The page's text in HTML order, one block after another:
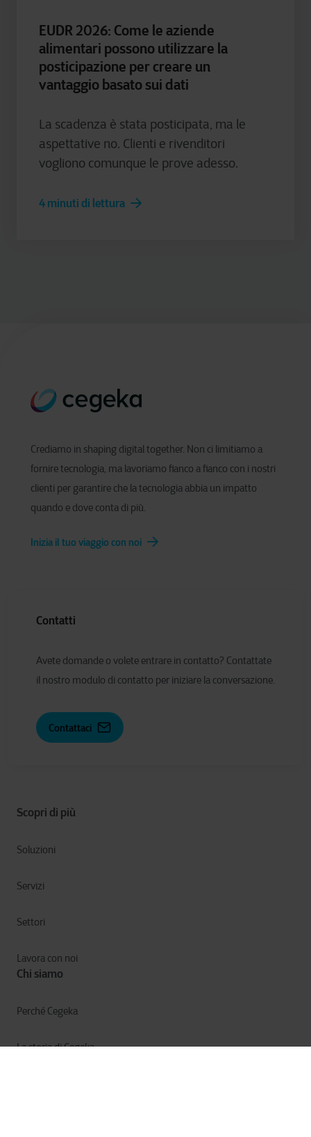
EUDR 2026: Come le aziende
alimentari possono utilizzare la
posticipazione per creare un
vantaggio basato sui dati
La scadenza è stata posticipata, ma le
aspettative no. Clienti e rivenditori
vogliono comunque le prove adesso.
4 minuti di lettura
Crediamo in shaping digital together. Non ci limitiamo a
fornire tecnologia, ma lavoriamo fianco a fianco con i nostri
clienti per garantire che la tecnologia abbia un impatto
quando e dove conta di più.
Inizia il tuo viaggio con noi
Scopri di più
Soluzioni
Servizi
Settori
Lavora con noi
Chi siamo
Perché Cegeka
La storia di Cegeka
Contatti
Avete domande o volete entrare in contatto? Contattate
il nostro modulo di contatto per iniziare la conversazione.
Contattaci